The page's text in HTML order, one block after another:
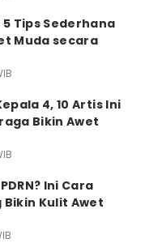
Tips Sederhana
Muda secara
4, 10 Artis Ini
Bikin Awet
Ini Cara
Kulit Awet